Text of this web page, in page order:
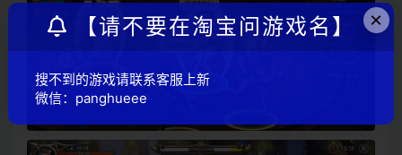
×
【请不要在淘宝问游戏名】
搜不到的游戏请联系客服上新
微信：panghueee